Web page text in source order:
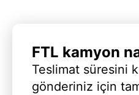
FTL kamyon
Teslimat süresini
gönderiniz için